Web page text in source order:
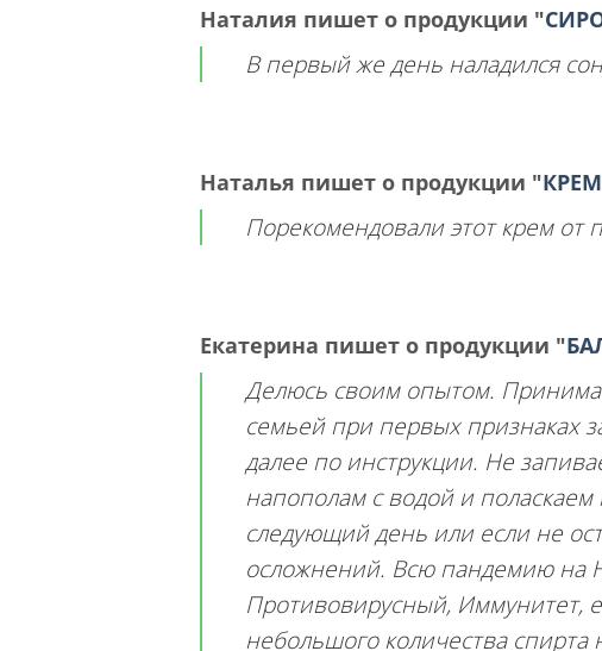
Наталия пишет о продукции "
В первый же день наладился
Наталья пишет о продукции "
Порекомендовали этот крем
Екатерина пишет о продукции "
Делюсь своим опытом.
семьей при первых признаках
далее по инструкции. Не
напополам с водой и
следующий день или если не
осложнений. Всю пандемию на
Противовирусный, Иммунитет,
небольшого количества спирта